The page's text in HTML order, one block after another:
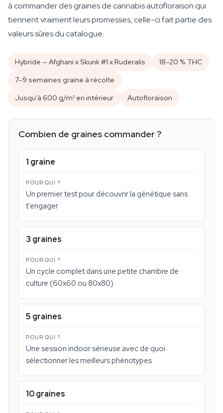
à commander des graines de cannabis autofloraison qui
tiennent vraiment leurs promesses, celle-ci fait partie des
valeurs sûres du catalogue.
Hybride — Afghani x Skunk #1 x Ruderalis
18–20 % THC
7–9 semaines graine à récolte
Jusqu'à 600 g/m² en intérieur
Autofloraison
Combien de graines commander ?
1 graine
Un premier test pour découvrir la génétique sans
t'engager
3 graines
Un cycle complet dans une petite chambre de
culture (60x60 ou 80x80)
5 graines
Une session indoor sérieuse avec de quoi
sélectionner les meilleurs phénotypes
10 graines